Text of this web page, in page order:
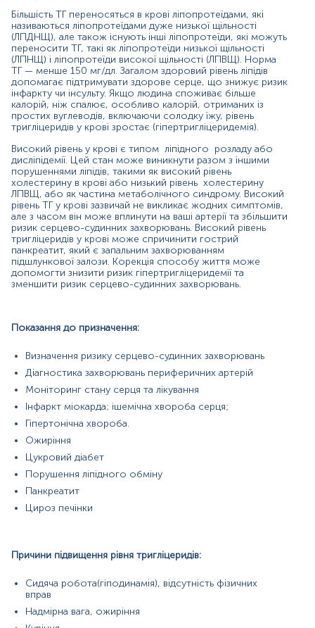
Показання до призначення:
Визначення ризику серцево-судинних
захворювань
Діагностика захворювань периферичних артерій
Моніторинг стану серця та лікування
Інфаркт міокарда; ішемічна хвороба серця;
Гіпертонічна хвороба.
Ожиріння
Цукровий діабет
Порушення ліпідного обміну
Панкреатит
Цироз печінки
Причини підвищення рівня тригліцеридів:
Сидяча робота(гіподинамія), відсутність фізичних
вправ
Надмірна вага, ожиріння
Куріння
Надмірне вживання алкоголю
Захворювання печінки
Метаболічний синдром - це стан, в якому
поєднуються декілька метаболічних порушень,
таких як інсулінорезистентність, ожиріння,
дисліпідемія (високий рівень тригліцеридів і
низький рівень ЛПВЩ) та артеріальна гіпертензія.
Матеріал
сироватка крові
Зміст:
Маркер
Загальна характеристика
Інтерферуючі чинники
Інтерпретація
Більшість ТГ переносяться в крові ліпопротеїдами, які
називаються ліпопротеїдами дуже низької щільності
(ЛПДНЩ), але також існують інші ліпопротеїди, які можуть
переносити ТГ, такі як ліпопротеїди низької щільності
(ЛПНЩ) і ліпопротеїди високої щільності (ЛПВЩ). Норма
ТГ — менше 150 мг/дл. Загалом здоровий рівень ліпідів
допомагає підтримувати здорове серце, що знижує ризик
інфаркту чи інсульту. Якщо людина споживає більше
калорій, ніж спалює, особливо калорій, отриманих із
простих вуглеводів, включаючи солодку їжу, рівень
тригліцеридів у крові зростає (гіпертригліцеридемія).
Високий рівень у крові є типом ліпідного розладу або
дисліпідемії. Цей стан може виникнути разом з іншими
порушеннями ліпідів, такими як високий рівень
холестерину в крові або низький рівень холестерину
ЛПВЩ, або як частина метаболічного синдрому. Високий
рівень ТГ у крові зазвичай не викликає жодних симптомів,
але з часом він може вплинути на ваші артерії та збільшити
ризик серцево-судинних захворювань. Високий рівень
тригліцеридів у крові може спричинити гострий
панкреатит, який є запальним захворюванням
підшлункової залози. Корекція способу життя може
допомогти знизити ризик гіпертригліцеридемії та
зменшити ризик серцево-судинних захворювань.
Показання до призначення:
Визначення ризику серцево-судинних захворювань
Діагностика захворювань периферичних артерій
Моніторинг стану серця та лікування
Інфаркт міокарда; ішемічна хвороба серця;
Гіпертонічна хвороба.
Ожиріння
Цукровий діабет
Порушення ліпідного обміну
Панкреатит
Цироз печінки
Причини підвищення рівня тригліцеридів:
Сидяча робота(гіподинамія), відсутність фізичних
вправ
Надмірна вага, ожиріння